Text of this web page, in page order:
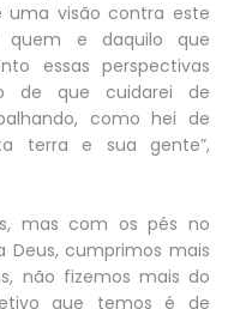
uma visão contra este
quem e daquilo que
essas perspectivas
de que cuidarei de
como hei de
terra e sua gente”,
mas com os pés no
Deus, cumprimos mais
não fizemos mais do
que temos é de